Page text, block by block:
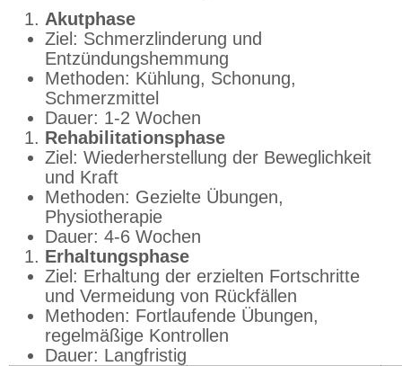
Akutphase
Ziel: Schmerzlinderung und
Entzündungshemmung
Methoden: Kühlung, Schonung,
Schmerzmittel
Dauer: 1-2 Wochen
Rehabilitationsphase
Ziel: Wiederherstellung der Beweglichkeit
und Kraft
Methoden: Gezielte Übungen,
Physiotherapie
Dauer: 4-6 Wochen
Erhaltungsphase
Ziel: Erhaltung der erzielten Fortschritte
und Vermeidung von Rückfällen
Methoden: Fortlaufende Übungen,
regelmäßige Kontrollen
Dauer: Langfristig